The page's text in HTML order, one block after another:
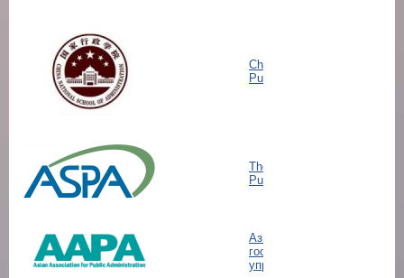
Chinese Academy of
Public Administration
The American Society for
Public Administration
Aзиатская ассоциация
государственного
управления